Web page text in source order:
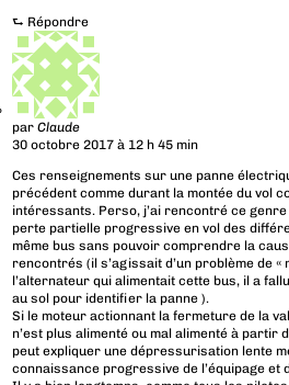
⮑ Répondre
parClaude
30 octobre 2017 à 12 h 45 min
Ces renseignements sur une panne
précédent comme durant la montée du vol
intéressants. Perso, j’ai rencontré ce
perte partielle progressive en vol des
même bus sans pouvoir comprendre la
rencontrés (il s’agissait d’un problème de «
l’alternateur qui alimentait cette bus, il a
au sol pour identifier la panne ).
Si le moteur actionnant la fermeture de la
n’est plus alimenté ou mal alimenté à partir
peut expliquer une dépressurisation lente
connaissance progressive de l’équipage et